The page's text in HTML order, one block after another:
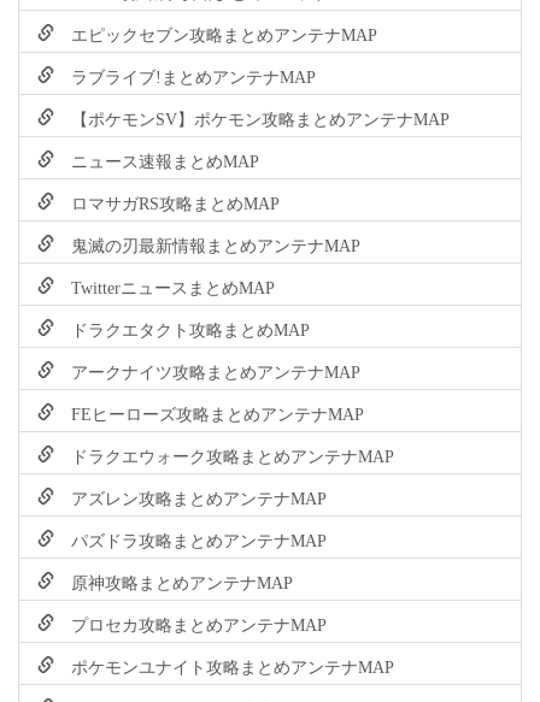
エピックセブン攻略まとめアンテナMAP
ラブライブ!まとめアンテナMAP
【ポケモンSV】ポケモン攻略まとめアンテナMAP
ニュース速報まとめMAP
ロマサガRS攻略まとめMAP
鬼滅の刃最新情報まとめアンテナMAP
TwitterニュースまとめMAP
ドラクエタクト攻略まとめMAP
アークナイツ攻略まとめアンテナMAP
FEヒーローズ攻略まとめアンテナMAP
ドラクエウォーク攻略まとめアンテナMAP
アズレン攻略まとめアンテナMAP
パズドラ攻略まとめアンテナMAP
原神攻略まとめアンテナMAP
プロセカ攻略まとめアンテナMAP
ポケモンユナイト攻略まとめアンテナMAP